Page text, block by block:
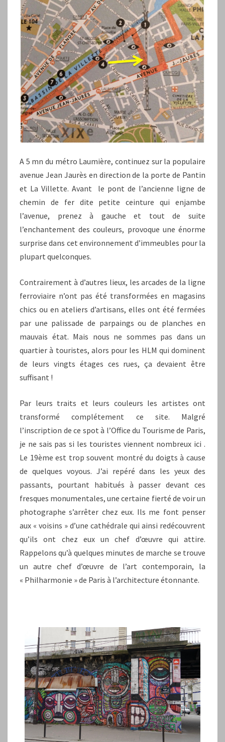
A 5 mn du métro Laumière, continuez sur la populaire
avenue Jean Jaurès en direction de la porte de Pantin
et La Villette. Avant le pont de l’ancienne ligne de
chemin de fer dite petite ceinture qui enjambe
l’avenue, prenez à gauche et tout de suite
l’enchantement des couleurs, provoque une énorme
surprise dans cet environnement d’immeubles pour la
plupart quelconques.
Contrairement à d’autres lieux, les arcades de la ligne
ferroviaire n’ont pas été transformées en magasins
chics ou en ateliers d’artisans, elles ont été fermées
par une palissade de parpaings ou de planches en
mauvais état. Mais nous ne sommes pas dans un
quartier à touristes, alors pour les HLM qui dominent
de leurs vingts étages ces rues, ça devaient être
suffisant !
Par leurs traits et leurs couleurs les artistes ont
transformé complétement ce site. Malgré
l’inscription de ce spot à l’Office du Tourisme de Paris,
je ne sais pas si les touristes viennent nombreux ici .
Le 19ème est trop souvent montré du doigts à cause
de quelques voyous. J’ai repéré dans les yeux des
passants, pourtant habitués à passer devant ces
fresques monumentales, une certaine fierté de voir un
photographe s’arrêter chez eux. Ils me font penser
aux « voisins » d’une cathédrale qui ainsi redécouvrent
qu’ils ont chez eux un chef d’œuvre qui attire.
Rappelons qu’à quelques minutes de marche se trouve
un autre chef d’œuvre de l’art contemporain, la
« Philharmonie » de Paris à l’architecture étonnante.